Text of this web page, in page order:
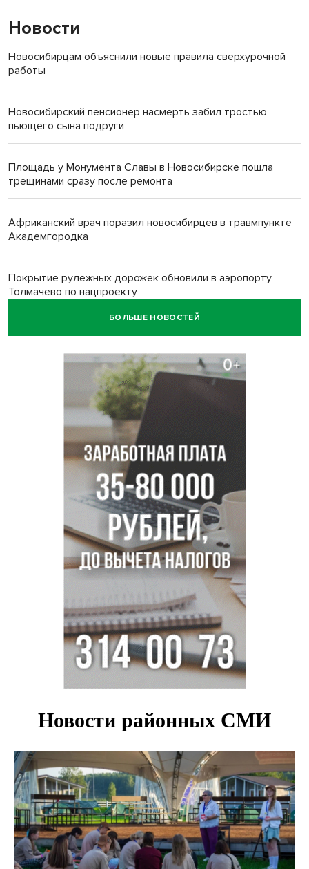
Новости
Новосибирцам объяснили новые правила сверхурочной
работы
Новосибирский пенсионер насмерть забил тростью
пьющего сына подруги
Площадь у Монумента Славы в Новосибирске пошла
трещинами сразу после ремонта
Африканский врач поразил новосибирцев в травмпункте
Академгородка
Покрытие рулежных дорожек обновили в аэропорту
Толмачево по нацпроекту
БОЛЬШЕ НОВОСТЕЙ